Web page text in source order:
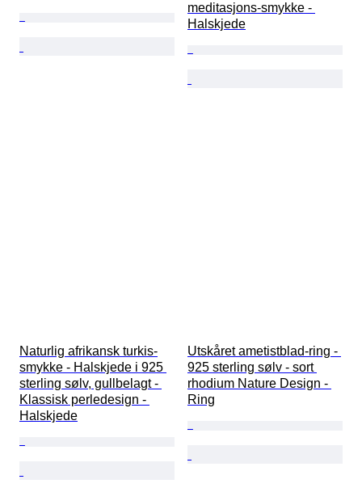
meditasjons-smykke -
Halskjede
Naturlig afrikansk turkis-
smykke - Halskjede i 925
sterling sølv, gullbelagt -
Klassisk perledesign -
Halskjede
Utskåret ametistblad-ring -
925 sterling sølv - sort
rhodium Nature Design -
Ring